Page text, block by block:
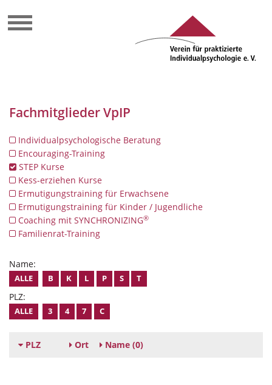
Fachmitglieder VpIP
Individualpsychologische Beratung
Encouraging-Training
STEP Kurse
Kess-erziehen Kurse
Ermutigungstraining für Erwachsene
Ermutigungstraining für Kinder / Jugendliche
Coaching mit SYNCHRONIZING®
Familienrat-Training
Name:
ALLE B K L P S T
PLZ:
ALLE 3 4 7 C
PLZ Ort Name (0)